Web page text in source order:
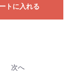
トに入れる
次へ